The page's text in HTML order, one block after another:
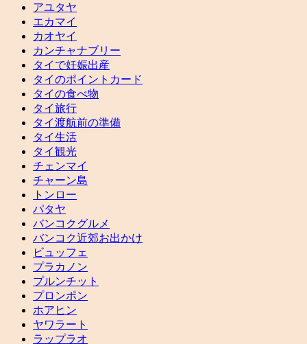
アユタヤ
エカマイ
カオヤイ
カンチャナブリー
タイで妊娠出産
タイのポイントカード
タイの食べ物
タイ旅行
タイ渡航前の準備
タイ生活
タイ観光
チェンマイ
チャーン島
トンロー
パタヤ
バンコクグルメ
バンコク近郊お出かけ
ビュッフェ
プラカノン
プルンチット
プロンポン
ホアヒン
ヤワラート
ラップラオ